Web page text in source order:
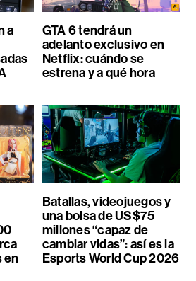
a
GTA 6 tendrá un
adelanto exclusivo en
Netflix: cuándo se
estrena y a qué hora
en
Batallas, videojuegos y
una bolsa de US$75
millones “capaz de
cambiar vidas”: así es la
Esports World Cup 2026